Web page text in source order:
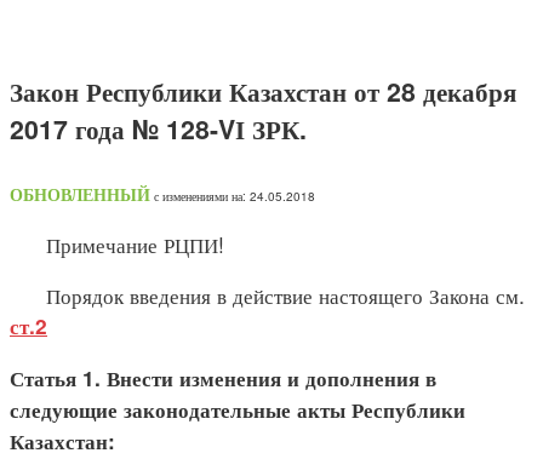
Закон Республики Казахстан от 28 декабря
2017 года № 128-VІ ЗРК.
ОБНОВЛЕННЫЙ с изменениями на: 24.05.2018
Примечание РЦПИ!
Порядок введения в действие настоящего Закона см.
ст.2
Статья 1. Внести изменения и дополнения в
следующие законодательные акты Республики
Казахстан: